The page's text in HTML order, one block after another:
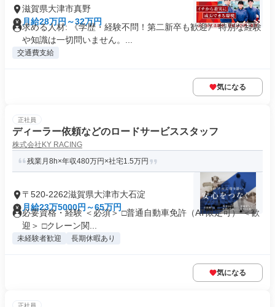
滋賀県大津市真野
月給28万円～32万円
求める人材: 《学歴・経験不問！第二新卒も歓迎》 特別な経験
や知識は一切問いません。...
交通費支給
気になる
正社員
ディーラー依頼などのロードサービススタッフ
株式会社KY RACING
残業月8h×年収480万円×社宅1.5万円
〒520-2262滋賀県大津市大石淀
月給23万5000円～65万円
必要資格・経験 ＜必須＞ □普通自動車免許（AT限定可） ＜歓
迎＞ □クレーン関...
未経験者歓迎 長期休暇あり
気になる
正社員